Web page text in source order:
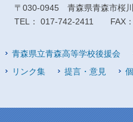
〒030-0945 青森県青森市桜
TEL： 017-742-2411 FAX
青森県立青森高等学校後援会
リンク集
提言・意見